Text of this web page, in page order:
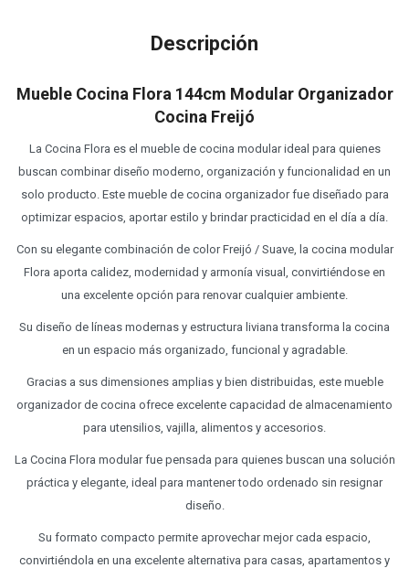
Descripción
Mueble Cocina Flora 144cm Modular Organizador
Cocina Freijó
La Cocina Flora es el mueble de cocina modular ideal para quienes
buscan combinar diseño moderno, organización y funcionalidad en un
solo producto. Este mueble de cocina organizador fue diseñado para
optimizar espacios, aportar estilo y brindar practicidad en el día a día.
Con su elegante combinación de color Freijó / Suave, la cocina modular
Flora aporta calidez, modernidad y armonía visual, convirtiéndose en
una excelente opción para renovar cualquier ambiente.
Su diseño de líneas modernas y estructura liviana transforma la cocina
en un espacio más organizado, funcional y agradable.
Gracias a sus dimensiones amplias y bien distribuidas, este mueble
organizador de cocina ofrece excelente capacidad de almacenamiento
para utensilios, vajilla, alimentos y accesorios.
La Cocina Flora modular fue pensada para quienes buscan una solución
práctica y elegante, ideal para mantener todo ordenado sin resignar
diseño.
Su formato compacto permite aprovechar mejor cada espacio,
convirtiéndola en una excelente alternativa para casas, apartamentos y